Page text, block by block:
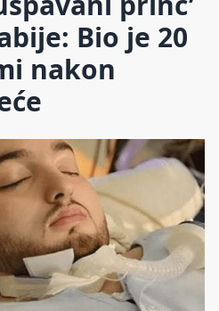
Bio je 20
nakon